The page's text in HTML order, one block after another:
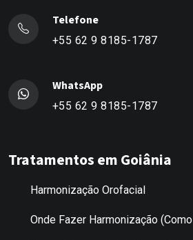
Telefone
+55 62 9 8185-1787
WhatsApp
+55 62 9 8185-1787
Tratamentos em Goiânia
Harmonização Orofacial
Onde Fazer Harmonização